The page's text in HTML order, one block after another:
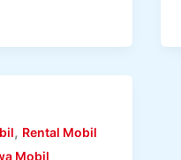
, Rental Mobil
Mobil